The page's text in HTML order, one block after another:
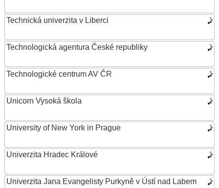
Technická univerzita v Liberci
Technologická agentura České republiky
Technologické centrum AV ČR
Unicorn Vysoká škola
University of New York in Prague
Univerzita Hradec Králové
Univerzita Jana Evangelisty Purkyně v Ústí nad Labem